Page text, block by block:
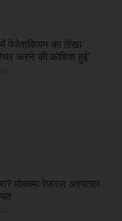
पेजेशकियन का तीखा
करने की कोशिश हुई’
मोकामा रेफरल अस्पताल